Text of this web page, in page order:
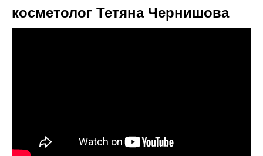
косметолог Тетяна Чернишова